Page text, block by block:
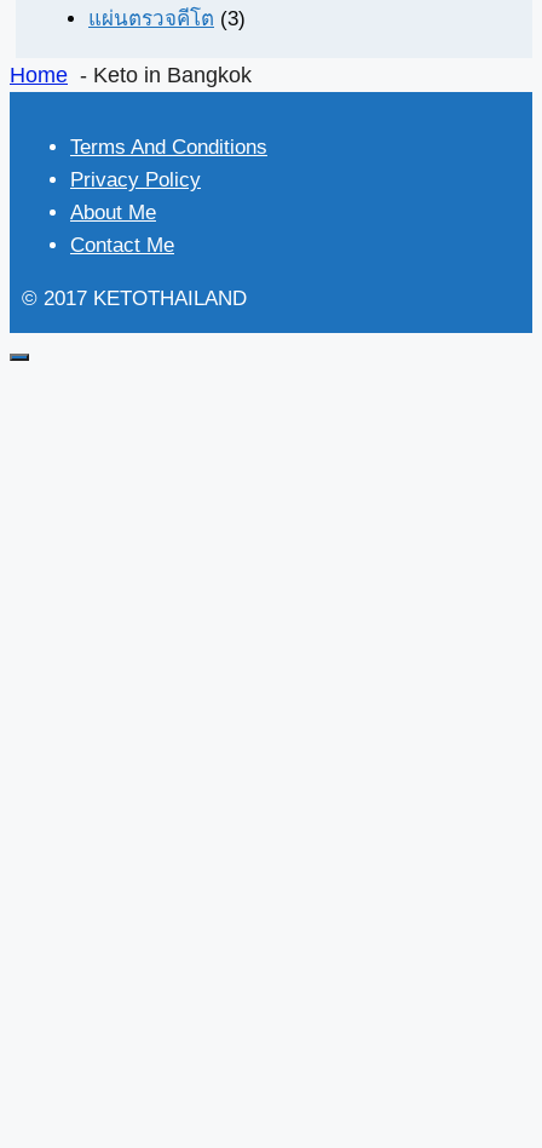
แผ่นตรวจคีโต (3)
Home Keto in Bangkok
Terms And Conditions
Privacy Policy
About Me
Contact Me
© 2017 KETOTHAILAND
Close